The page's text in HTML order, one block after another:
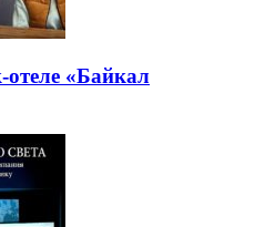
«Байкал